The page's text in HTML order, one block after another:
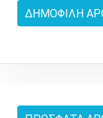
ΔΗΜΟΦΙΛΉ